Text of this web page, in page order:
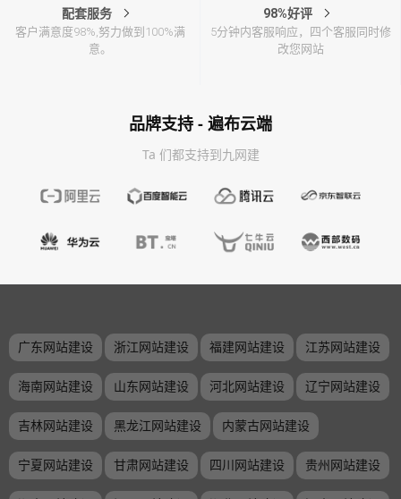
配套服务
客户满意度98%,努力做到100%满
意。
98%好评
5分钟内客服响应，四个客服同时修
改您网站
品牌支持 - 遍布云端
Ta 们都支持到九网建
广东网站建设 浙江网站建设 福建网站建设 江苏网站建设
海南网站建设 山东网站建设 河北网站建设 辽宁网站建设
吉林网站建设 黑龙江网站建设 内蒙古网站建设
宁夏网站建设 甘肃网站建设 四川网站建设 贵州网站建设